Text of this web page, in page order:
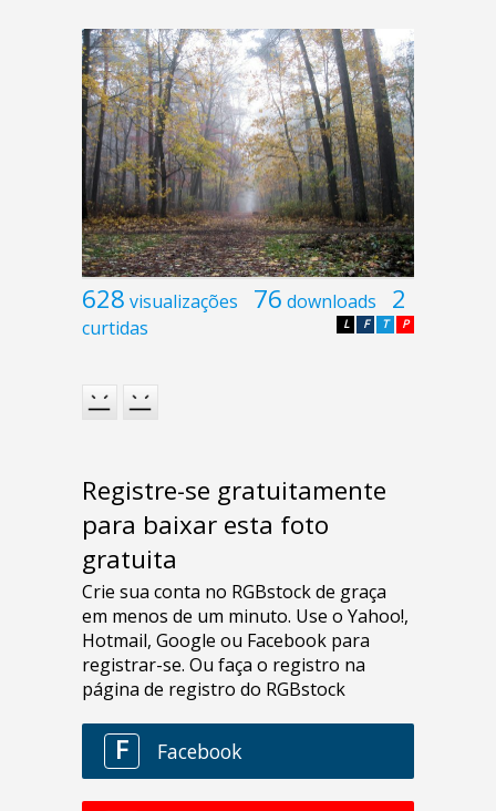
628 visualizações 76 downloads 2
curtidas P
T
F
L
Registre-se gratuitamente
para baixar esta foto
gratuita